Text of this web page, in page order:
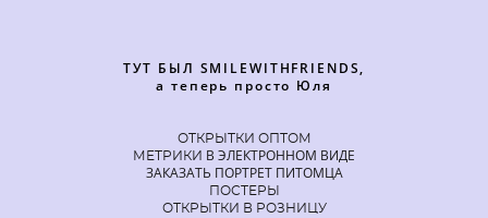
ТУТ БЫЛ SMILEWITHFRIENDS,
а теперь просто Юля
ОТКРЫТКИ ОПТОМ
МЕТРИКИ В ЭЛЕКТРОННОМ ВИДЕ
ЗАКАЗАТЬ ПОРТРЕТ ПИТОМЦА
ПОСТЕРЫ
ОТКРЫТКИ В РОЗНИЦУ